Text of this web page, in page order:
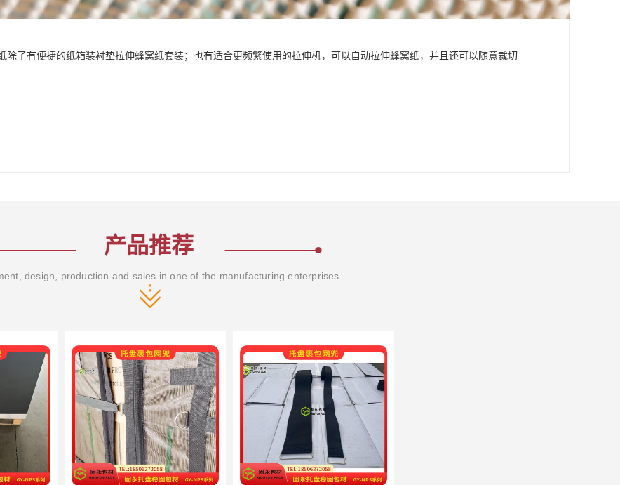
除了有便捷的纸箱装衬垫拉伸蜂窝纸套装；也有适合更频繁使用的拉伸机，可以自动拉伸蜂窝纸，并且还可以随意裁切
产品推荐
design, production and sales in one of the manufacturing enterprises